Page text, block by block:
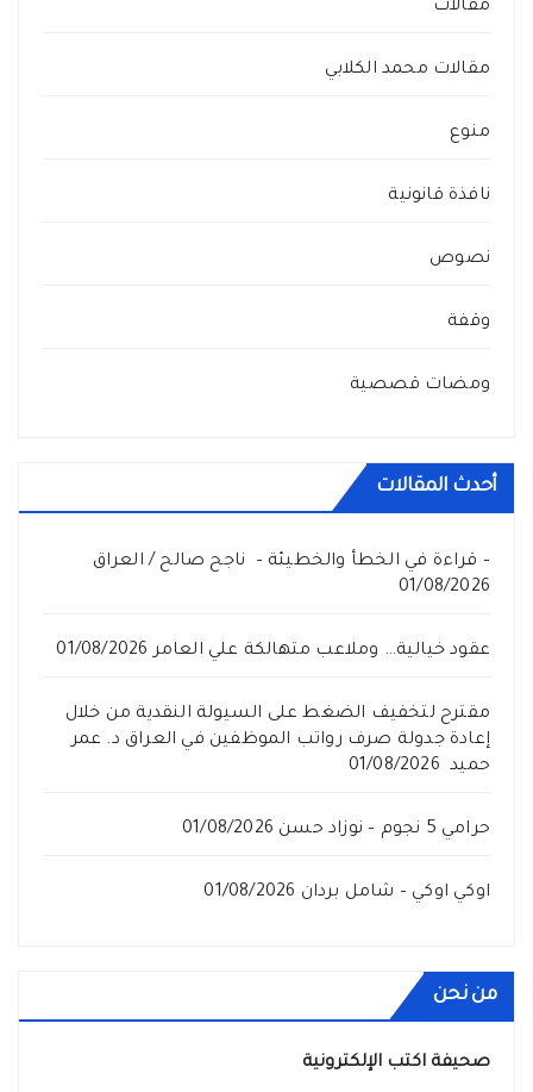
مقالات
مقالات محمد الكلابي
منوع
نافذة قانونية
نصوص
وقفة
ومضات قصصية
أحدث المقالات
– قراءة في الخطأ والخطيئة – ناجح صالح / العراق
01/08/2026
عقود خيالية… وملاعب متهالكة علي العامر 01/08/2026
مقترح لتخفيف الضغط على السيولة النقدية من خلال
إعادة جدولة صرف رواتب الموظفين في العراق د. عمر
حميد 01/08/2026
حرامي 5 نجوم – نوزاد حسن 01/08/2026
اوكي اوكي – شامل بردان 01/08/2026
من نحن
صحيفة اكتب الإلكترونية